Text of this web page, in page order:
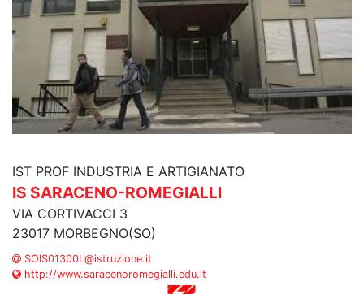
IST PROF INDUSTRIA E ARTIGIANATO
IS SARACENO-ROMEGIALLI
VIA CORTIVACCI 3
23017 MORBEGNO(SO)
SOIS01300L@istruzione.it
http://www.saracenoromegialli.edu.it